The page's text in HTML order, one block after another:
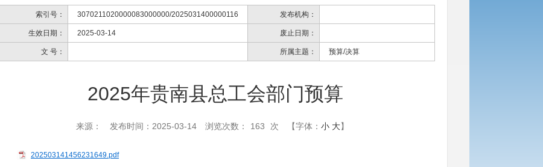
索引号： 3070211020000083000000/2025031400000116 发布机构：
生效日期： 2025-03-14 废止日期：
文 号： 所属主题： 预算/决算
2025年贵南县总工会部门预算
来源： 发布时间：2025-03-14 浏览次数： 163 次 【字体： 小 大】
202503141456231649.pdf